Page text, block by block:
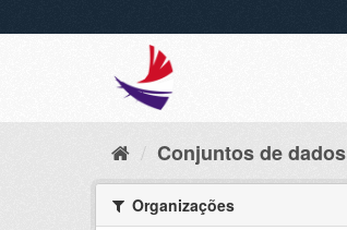
Conjuntos de dados
Organizações